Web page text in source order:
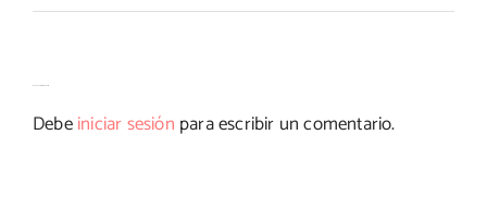
Debeiniciar sesión para escribir un comentario.